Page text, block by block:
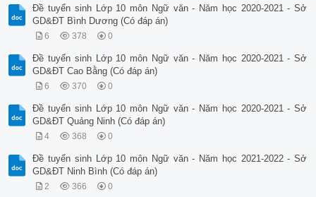
Đề tuyển sinh Lớp 10 môn Ngữ văn - Năm học 2020-2021 - Sở
GD&ĐT Bình Dương (Có đáp án)
6 378 0
Đề tuyển sinh Lớp 10 môn Ngữ văn - Năm học 2020-2021 - Sở
GD&ĐT Cao Bằng (Có đáp án)
6 370 0
Đề tuyển sinh Lớp 10 môn Ngữ văn - Năm học 2020-2021 - Sở
GD&ĐT Quảng Ninh (Có đáp án)
4 368 0
Đề tuyển sinh Lớp 10 môn Ngữ văn - Năm học 2021-2022 - Sở
GD&ĐT Ninh Bình (Có đáp án)
2 366 0